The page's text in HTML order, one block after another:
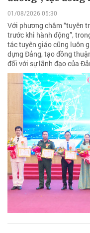
01/08/2026 05:30
Với phương châm “tuyên
trước khi hành động”,
tác tuyên giáo cũng luôn
dựng Đảng, tạo đồng
đối với sự lãnh đạo của